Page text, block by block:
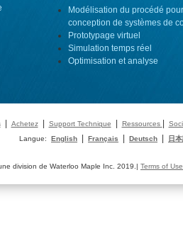
Modélisation du procédé
conception de systèmes de
Prototypage virtuel
Simulation temps réel
Optimisation et analyse
| Achetez| Support Technique Ressources
Langue:
English Français Deutsch 日
division de Waterloo Maple Inc. 2019.| Terms of Use